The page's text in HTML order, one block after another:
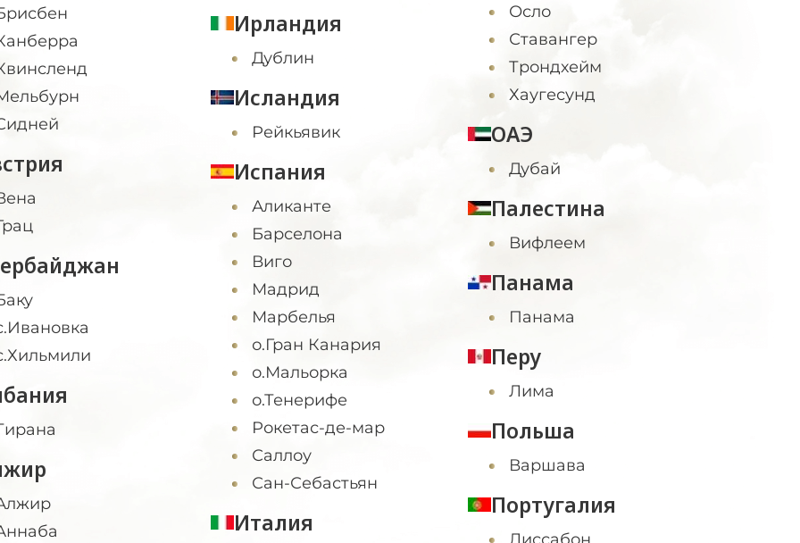
Ирландия
Дублин
Исландия
Рейкьявик
Испания
Аликанте
Барселона
Виго
Мадрид
Марбелья
о.Гран Канария
о.Мальорка
о.Тенерифе
Рокетас-де-мар
Саллоу
Сан-Себастьян
Италия
Осло
Ставангер
Трондхейм
Хаугесунд
ОАЭ
Дубай
Палестина
Вифлеем
Панама
Панама
Перу
Лима
Польша
Варшава
Португалия